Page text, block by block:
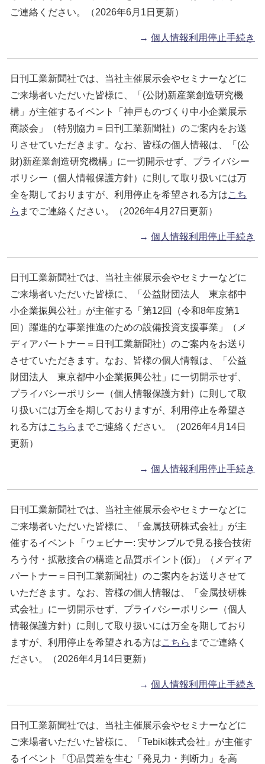
ご連絡ください。（2026年6月1日更新）
→ 個人情報利用停止手続き
日刊工業新聞社では、当社主催展示会やセミナーなどに
ご来場者いただいた皆様に、「(公財)新産業創造研究機
構」が主催するイベント「神戸ものづくり中小企業展示
商談会」（特別協力＝日刊工業新聞社）のご案内をお送
りさせていただきます。なお、皆様の個人情報は、「(公
財)新産業創造研究機構」に一切開示せず、プライバシー
ポリシー（個人情報保護方針）に則して取り扱いには万
全を期しておりますが、利用停止を希望される方はこち
ら までご連絡ください。（2026年4月27日更新）
→ 個人情報利用停止手続き
日刊工業新聞社では、当社主催展示会やセミナーなどに
ご来場者いただいた皆様に、「公益財団法人 東京都中
小企業振興公社」が主催する「第12回（令和8年度第1
回）躍進的な事業推進のための設備投資支援事業」（メ
ディアパートナー＝日刊工業新聞社）のご案内をお送り
させていただきます。なお、皆様の個人情報は、「公益
財団法人 東京都中小企業振興公社」に一切開示せず、
プライバシーポリシー（個人情報保護方針）に則して取
り扱いには万全を期しておりますが、利用停止を希望さ
れる方はこちら までご連絡ください。（2026年4月14日
更新）
→ 個人情報利用停止手続き
日刊工業新聞社では、当社主催展示会やセミナーなどに
ご来場者いただいた皆様に、「金属技研株式会社」が主
催するイベント「ウェビナー: 実サンプルで見る接合技術
ろう付・拡散接合の構造と品質ポイント(仮)」（メディア
パートナー＝日刊工業新聞社）のご案内をお送りさせて
いただきます。なお、皆様の個人情報は、「金属技研株
式会社」に一切開示せず、プライバシーポリシー（個人
情報保護方針）に則して取り扱いには万全を期しており
ますが、利用停止を希望される方はこちら までご連絡く
ださい。（2026年4月14日更新）
→ 個人情報利用停止手続き
日刊工業新聞社では、当社主催展示会やセミナーなどに
ご来場者いただいた皆様に、「Tebiki株式会社」が主催す
るイベント「①品質差を生む「発見力・判断力」を高